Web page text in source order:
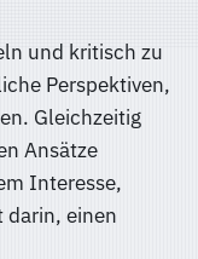
und kritisch zu
Perspektiven,
Gleichzeitig
Ansätze
Interesse,
darin, einen